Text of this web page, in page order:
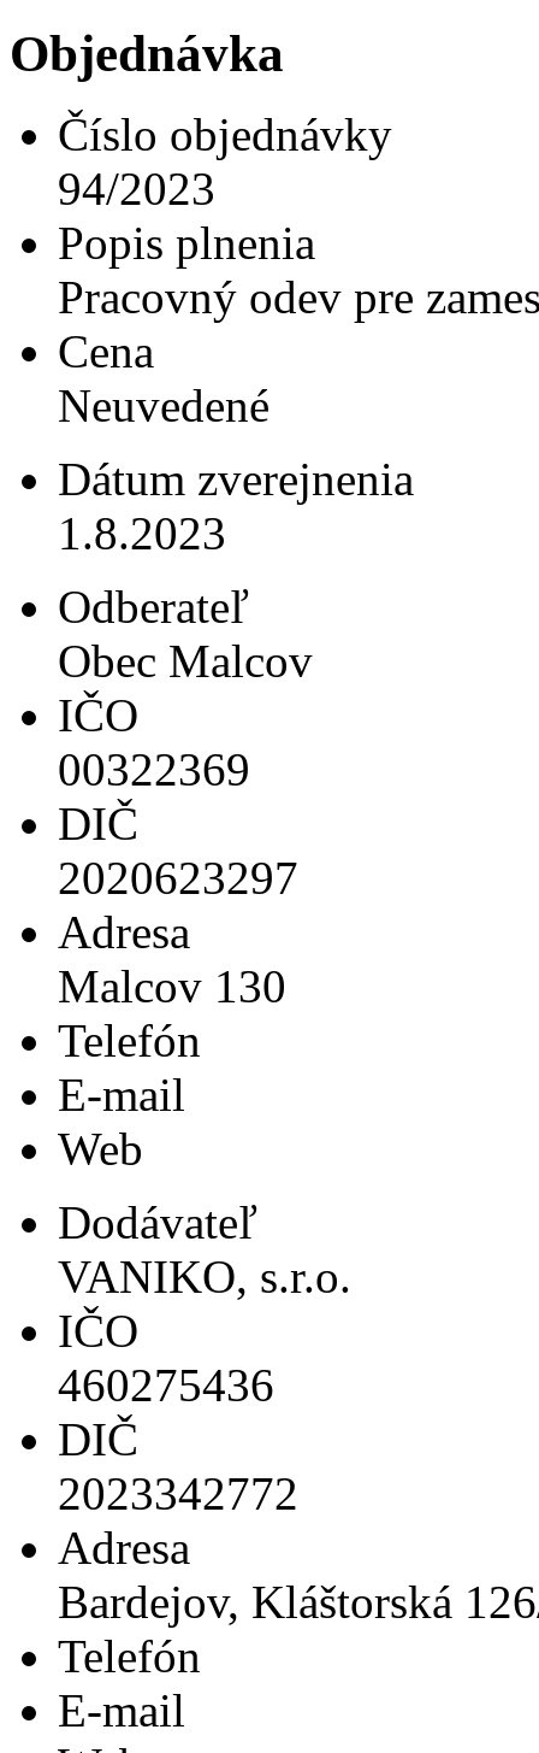
Objednávka
Číslo objednávky
94/2023
Popis plnenia
Pracovný odev pre
Cena
Neuvedené
Dátum zverejnenia
1.8.2023
Odberateľ
Obec Malcov
IČO
00322369
DIČ
2020623297
Adresa
Malcov 130
Telefón
E-mail
Web
Dodávateľ
VANIKO, s.r.o.
IČO
460275436
DIČ
2023342772
Adresa
Bardejov, Kláštorská
Telefón
E-mail